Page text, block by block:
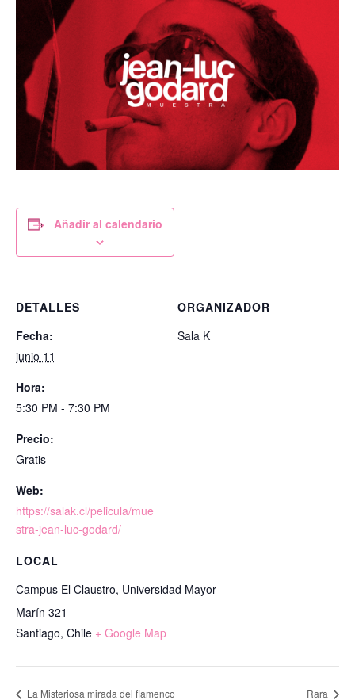
Añadir al calendario
DETALLES
Fecha:
junio 11
Hora:
5:30 PM - 7:30 PM
Precio:
Gratis
Web:
https://salak.cl/pelicula/mue
stra-jean-luc-godard/
LOCAL
Campus El Claustro, Universidad Mayor
Marín 321
Santiago, Chile + Google Map
ORGANIZADOR
Sala K
La Misteriosa mirada del flamenco Rara